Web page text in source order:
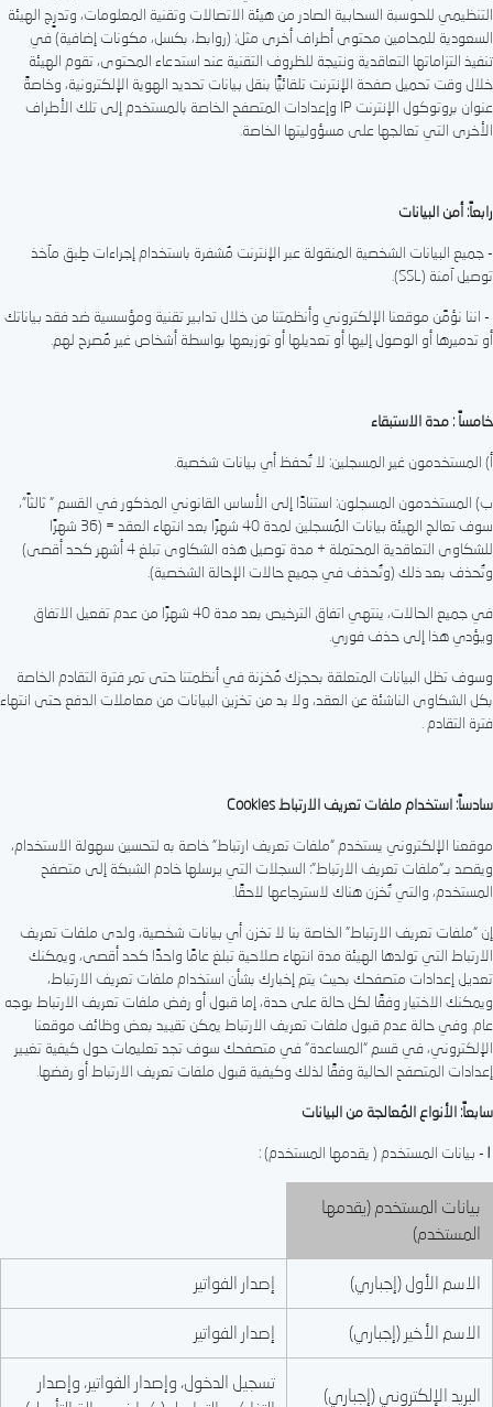
التنظيمي للحوسبة السحابية الصادر من هيئة الاتصالات وتقنية المعلومات، وتدرٍج الهيئة
السعودية للمحامين محتوى أطراف أخرى مثل: (روابط، بكسل، مكونات إضافية) في
تنفيذ التزاماتها التعاقدية ونتيجة للظروف التقنية عند استدعاء المحتوى، تقوم الهيئة
خلال وقت تحميل صفحة الإنترنت تلقائيًّا بنقل بيانات تحديد الهوية الإلكترونية، وخاصةً
عنوان بروتوكول الإنترنت IP وإعدادات المتصفح الخاصة بالمستخدم إلى تلك الأطراف
الأخرى التي تعالجها على مسؤوليتها الخاصة.
رابعاً: أمن البيانات
- جميع البيانات الشخصية المنقولة عبر الإنترنت مُشفرة باستخدام إجراءات طِبق مآخذ
توصيل آمنة (SSL).
- اننا نؤمِّن موقعنا الإلكتروني وأنظمتنا من خلال تدابير تقنية ومؤسسية ضد فقد بياناتك
أو تدميرها أو الوصول إليها أو تعديلها أو توزيعها بواسطة أشخاص غير مُصرح لهم.
خامساً : مدة الاستبقاء
أ) المستخدمون غير المسجلين: لا تُحفظ أي بيانات شخصية.
ب) المستخدمون المسجلون: استنادًا إلى الأساس القانوني المذكور في القسم " ثالثاً"،
سوف تعالج الهيئة بيانات المُسجلين لمدة 40 شهرًا بعد انتهاء العقد = (36 شهرًا
للشكاوى التعاقدية المحتملة + مدة توصيل هذه الشكاوى تبلغ 4 أشهر كحد أقصى)
وتُحذف بعد ذلك (وتُحذف في جميع حالات الإحالة الشخصية).
في جميع الحالات، ينتهي اتفاق الترخيص بعد مدة 40 شهرًا من عدم تفعيل الاتفاق
ويؤدي هذا إلى حذف فوري.
وسوف تظل البيانات المتعلقة بحجزك مُخزنة في أنظمتنا حتى تمر فترة التقادم الخاصة
بكل الشكاوى الناشئة عن العقد، ولا بد من تخزين البيانات من معاملات الدفع حتى انتهاء
فترة التقادم .
سادساً: استخدام ملفات تعريف الارتباط Cookies
موقعنا الإلكتروني يستخدم “ملفات تعريف ارتباط” خاصة به لتحسين سهولة الاستخدام،
ويقصد بـ“ملفات تعريف الارتباط”: السجلات التي يرسلها خادم الشبكة إلى متصفح
المستخدم، والتي تُخزن هناك لاسترجاعها لاحقًا.
إن “ملفات تعريف الارتباط” الخاصة بنا لا تخزن أي بيانات شخصية، ولدى ملفات تعريف
الارتباط التي تولدها الهيئة مدة انتهاء صلاحية تبلغ عامًا واحدًا كحد أقصى، ويمكنك
تعديل إعدادات متصفحك بحيث يتم إخبارك بشأن استخدام ملفات تعريف الارتباط،
ويمكنك الاختيار وفقًا لكل حالة على حدة، إما قبول أو رفض ملفات تعريف الارتباط بوجه
عام. وفي حالة عدم قبول ملفات تعريف الارتباط يمكن تقييد بعض وظائف موقعنا
الإلكتروني، في قسم “المساعدة” في متصفحك سوف تجد تعليمات حول كيفية تغيير
إعدادات المتصفح الحالية وفقًا لذلك وكيفية قبول ملفات تعريف الارتباط أو رفضها.
سابعاً: الأنواع المُعالجة من البيانات
١- بيانات المستخدم ( يقدمها المستخدم) :
بيانات المستخدم (يقدمها
المستخدم)
الاسم الأول (إجباري)
إصدار الفواتير
الاسم الأخير (إجباري)
إصدار الفواتير
البريد الإلكتروني (إجباري)
تسجيل الدخول، وإصدار الفواتير، وإصدار